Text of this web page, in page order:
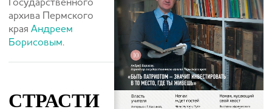
Государственного
архива Пермского
края Андреем
Борисовым.
СТРАСТИ